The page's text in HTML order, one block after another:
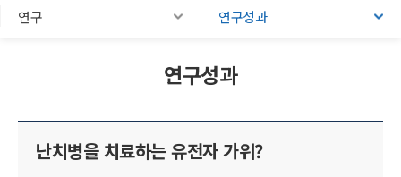
연구 연구성과
연구성과
난치병을 치료하는 유전자 가위?